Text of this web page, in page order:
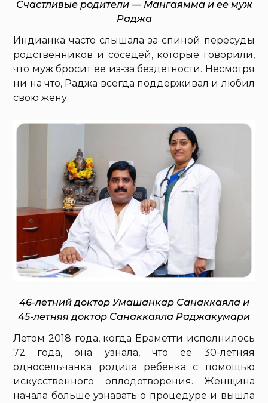
Счастливые родители — Мангаямма и ее муж
Раджа
Индианка часто слышала за спиной пересуды
родственников и соседей, которые говорили,
что муж бросит ее из-за бездетности. Несмотря
ни на что, Раджа всегда поддерживал и любил
свою жену.
46-летний доктор Умашанкар Санаккаяла и
45-летняя доктор Санаккаяла Раджакумари
Летом 2018 года, когда Ераметти исполнилось
72 года, она узнала, что ее 30-летняя
односельчанка родила ребенка с помощью
искусственного оплодотворения. Женщина
начала больше узнавать о процедуре и вышла